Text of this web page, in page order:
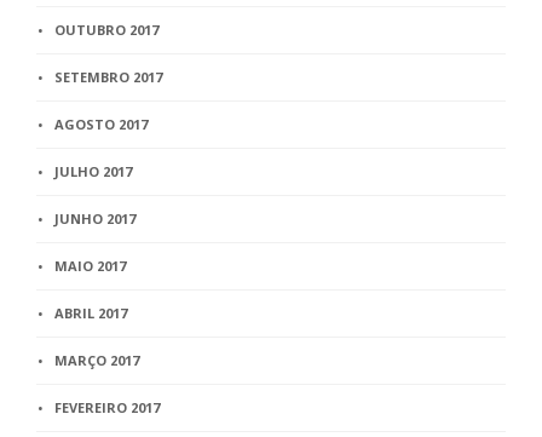
OUTUBRO 2017
SETEMBRO 2017
AGOSTO 2017
JULHO 2017
JUNHO 2017
MAIO 2017
ABRIL 2017
MARÇO 2017
FEVEREIRO 2017